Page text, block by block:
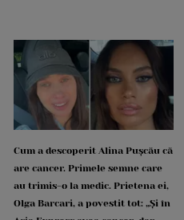
Cum a descoperit Alina Pușcău că
are cancer. Primele semne care
au trimis-o la medic. Prietena ei,
Olga Barcari, a povestit tot: „Și în